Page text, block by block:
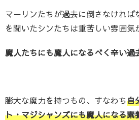
マーリンたちが過去に倒さなけれ
を聞いたシンたちは重苦しい雰囲気
魔人たちにも魔人になるべく辛い過
膨大な魔力を持つもの、すなわち自
ト・マジシャンズにも魔人になる素